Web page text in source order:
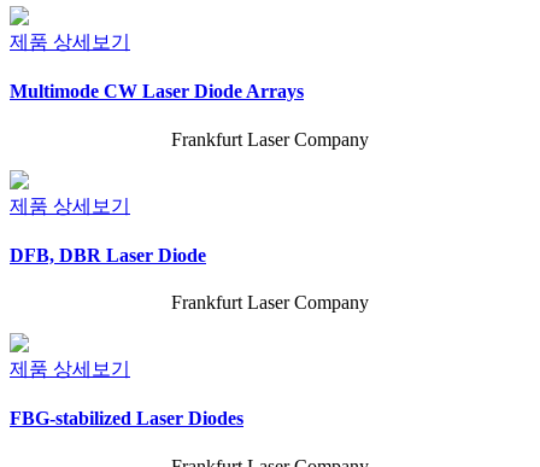
제품 상세보기
Multimode CW Laser Diode Arrays
Frankfurt Laser Company
제품 상세보기
DFB, DBR Laser Diode
Frankfurt Laser Company
제품 상세보기
FBG-stabilized Laser Diodes